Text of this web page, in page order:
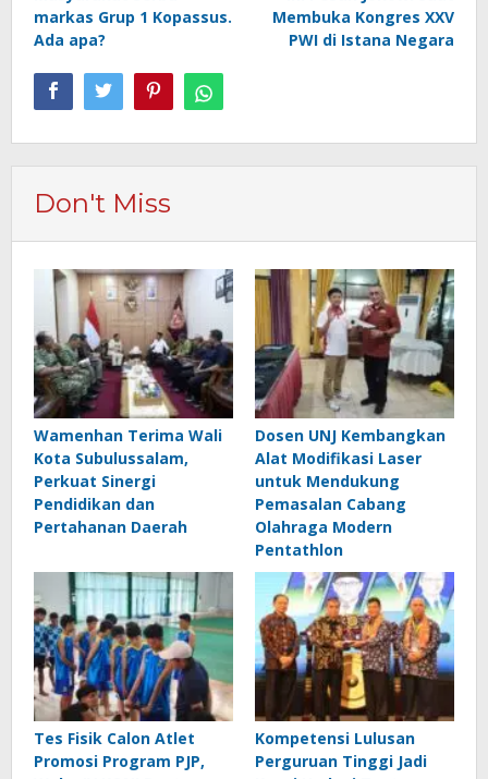
markas Grup 1 Kopassus.
Ada apa?
Membuka Kongres XXV
PWI di Istana Negara
Don't Miss
Wamenhan Terima Wali
Kota Subulussalam,
Perkuat Sinergi
Pendidikan dan
Pertahanan Daerah
Dosen UNJ Kembangkan
Alat Modifikasi Laser
untuk Mendukung
Pemasalan Cabang
Olahraga Modern
Pentathlon
Tes Fisik Calon Atlet
Promosi Program PJP,
Kompetensi Lulusan
Perguruan Tinggi Jadi